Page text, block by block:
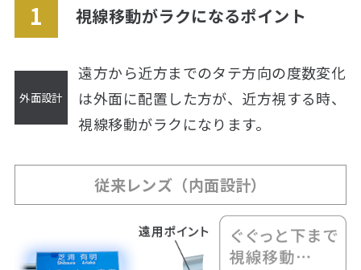
視線移動がラクになるポイント
遠方から近方までのタテ方向の度数変化
は外面に配置した方が、 近方視する時、
視線移動がラクになります。
従来レンズ（内面設計）